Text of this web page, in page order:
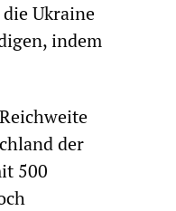
Ukraine
indem
der
500